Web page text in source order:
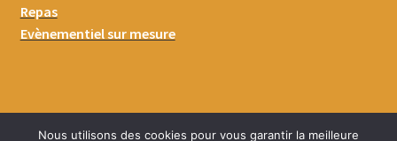
Repas
Evènementiel sur mesure
Nous utilisons des cookies pour vous garantir la meilleure